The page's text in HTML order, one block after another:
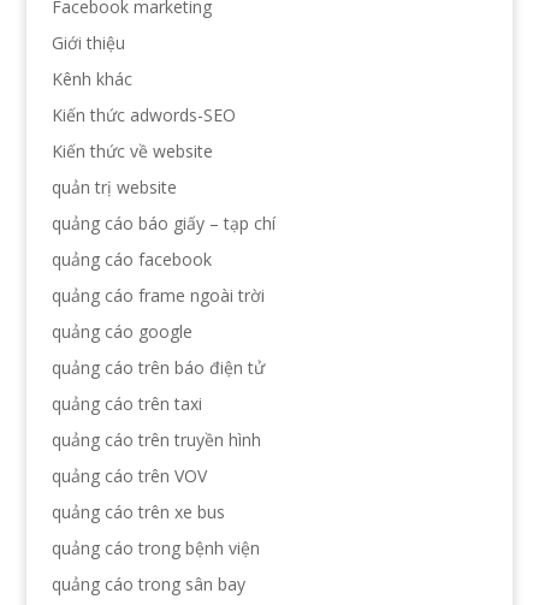
Facebook marketing
Giới thiệu
Kênh khác
Kiến thức adwords-SEO
Kiến thức về website
quản trị website
quảng cáo báo giấy – tạp chí
quảng cáo facebook
quảng cáo frame ngoài trời
quảng cáo google
quảng cáo trên báo điện tử
quảng cáo trên taxi
quảng cáo trên truyền hình
quảng cáo trên VOV
quảng cáo trên xe bus
quảng cáo trong bệnh viện
quảng cáo trong sân bay